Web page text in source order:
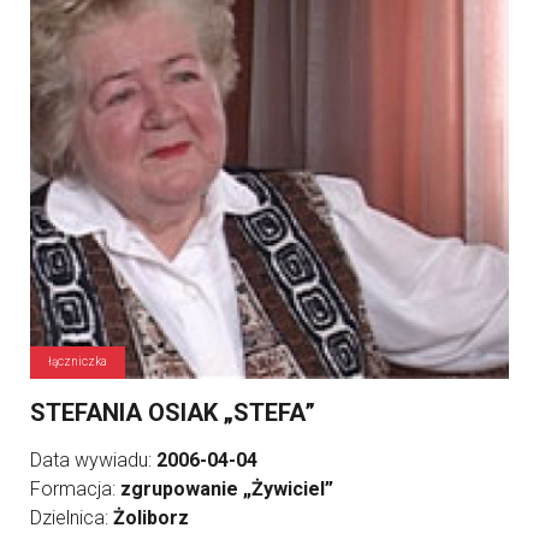
łączniczka
STEFANIA OSIAK „STEFA”
Data wywiadu: 2006-04-04
Formacja: zgrupowanie „Żywiciel”
Dzielnica: Żoliborz